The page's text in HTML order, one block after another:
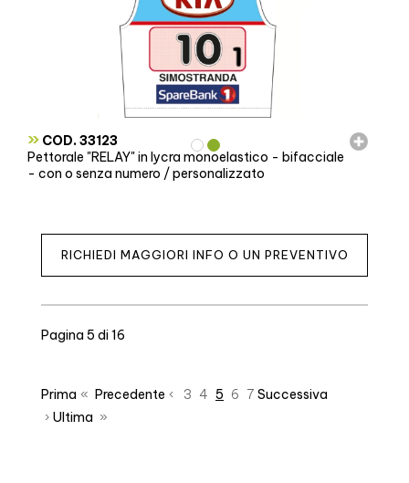
» COD. 33123
Pettorale "RELAY" in lycra monoelastico - bifacciale
- con o senza numero / personalizzato
RICHIEDI MAGGIORI INFO O UN PREVENTIVO
Pagina 5 di 16
Prima « Precedente ‹ 3 4 5 6 7 Successiva
› Ultima »